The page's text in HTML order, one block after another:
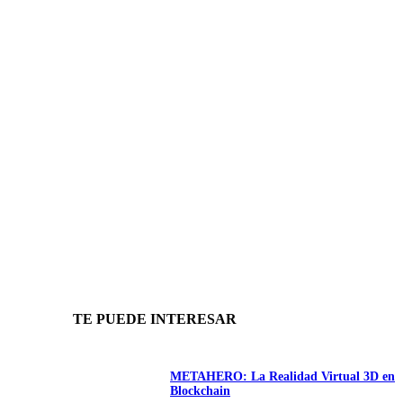
TE PUEDE INTERESAR
METAHERO: La Realidad Virtual 3D en
Blockchain